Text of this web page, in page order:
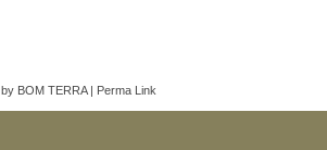
by BOM TERRA| Perma Link